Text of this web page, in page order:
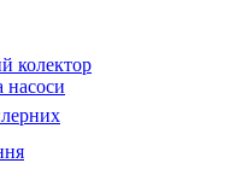
колектор
насоси